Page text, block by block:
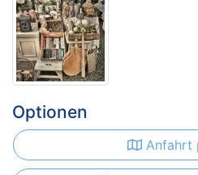
Optionen
Anfahrt